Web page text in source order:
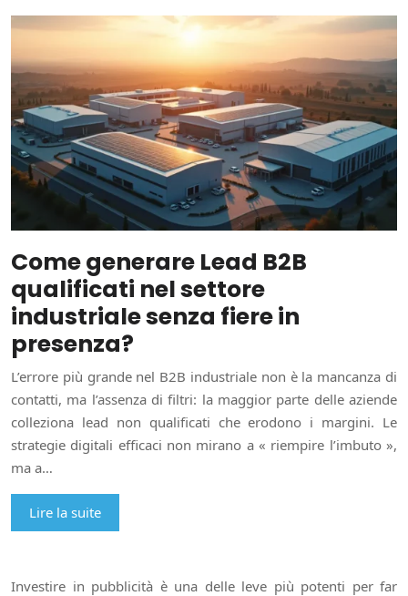
Come generare Lead B2B
qualificati nel settore
industriale senza fiere in
presenza?
L’errore più grande nel B2B industriale non è la mancanza di
contatti, ma l’assenza di filtri: la maggior parte delle aziende
colleziona lead non qualificati che erodono i margini. Le
strategie digitali efficaci non mirano a « riempire l’imbuto »,
ma a…
Lire la suite
Investire in pubblicità è una delle leve più potenti per far